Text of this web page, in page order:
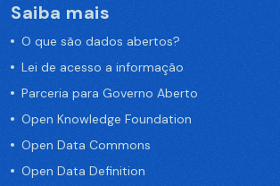
Saiba mais
O que são dados abertos?
Lei de acesso a informação
Parceria para Governo Aberto
Open Knowledge Foundation
Open Data Commons
Open Data Definition